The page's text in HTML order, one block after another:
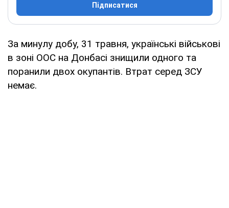
Підписатися
За минулу добу, 31 травня, українські військові
в зоні ООС на Донбасі знищили одного та
поранили двох окупантів. Втрат серед ЗСУ
немає.